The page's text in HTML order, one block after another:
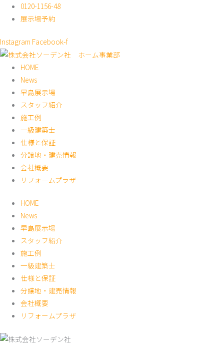
ス
キ
0120-1156-48
展示場予約
Instagram Facebook-f
HOME
News
早島展示場
スタッフ紹介
施工例
一級建築士
仕様と保証
分譲地・建売情報
会社概要
リフォームプラザ
HOME
News
早島展示場
スタッフ紹介
施工例
一級建築士
仕様と保証
分譲地・建売情報
会社概要
リフォームプラザ